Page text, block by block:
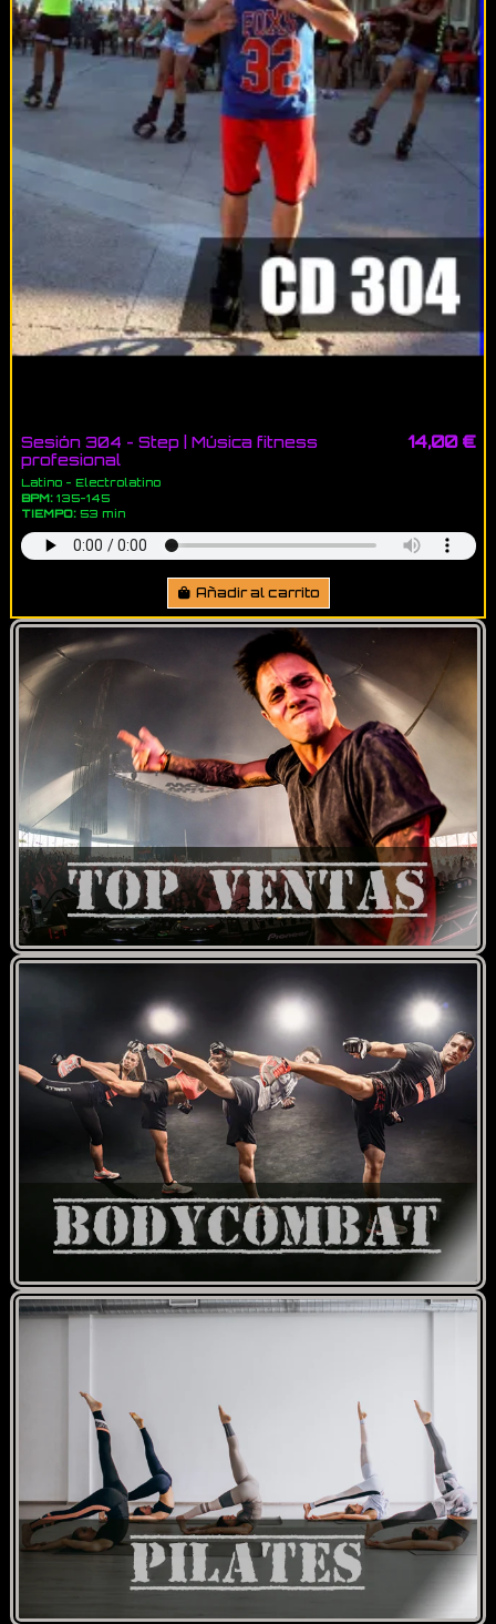
Sesión 304 - Step | Música fitness
profesional
Latino - Electrolatino
BPM:135-145
TIEMPO:53 min
14,00 €
Añadir al carrito